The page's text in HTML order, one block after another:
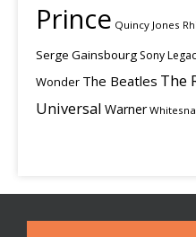
Prince Quincy Jones
Serge Gainsbourg Sony
Wonder The Beatles The
Universal Warner